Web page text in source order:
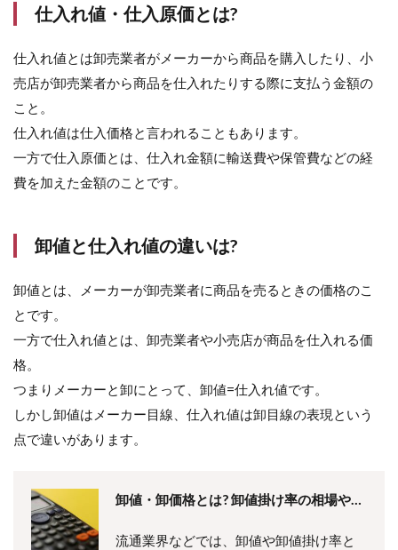
を
決
る
3.1
よう
に値
段を
決め
る?
販売
価格=
(仕入
れ
値)÷
原価
3.3
販売価
格=原
価(仕
予定利
益率)
3.4
仕入れ値・仕入原価とは?
仕入れ値とは卸売業者がメーカーから商品を購入したり、小
売店が卸売業者から商品を仕入れたりする際に支払う金額の
こと。
仕入れ値は仕入価格と言われることもあります。
一方で仕入原価とは、仕入れ金額に輸送費や保管費などの経
費を加えた金額のことです。
卸値と仕入れ値の違いは?
卸値とは、メーカーが卸売業者に商品を売るときの価格のこ
とです。
一方で仕入れ値とは、卸売業者や小売店が商品を仕入れる価
格。
つまりメーカーと卸にとって、卸値=仕入れ値です。
しかし卸値はメーカー目線、仕入れ値は卸目線の表現という
点で違いがあります。
卸値・卸価格とは? 卸値掛け率の相場や意
流通業界などでは、卸値や卸値掛け率と